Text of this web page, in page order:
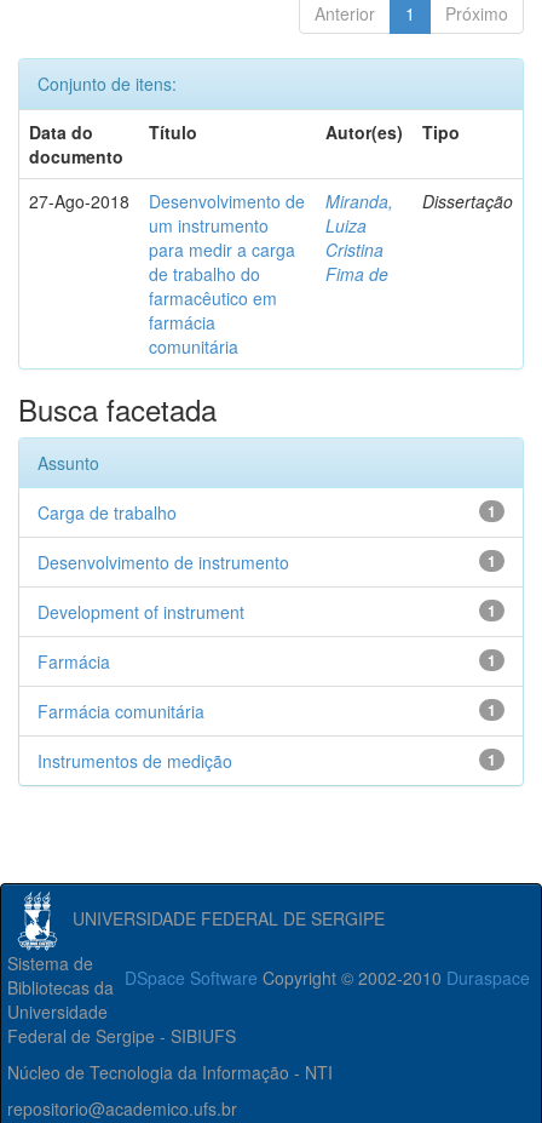
Anterior 1 Próximo
Conjunto de itens:
Data do
documento
Título Autor(es) Tipo
27-Ago-2018
Desenvolvimento de
um instrumento
para medir a carga
de trabalho do
farmacêutico em
farmácia
comunitária
Miranda,
Luiza
Cristina
Fima de
Dissertação
Busca facetada
Assunto
1
Carga de trabalho
1
Desenvolvimento de instrumento
1
Development of instrument
1
Farmácia
1
Farmácia comunitária
1
Instrumentos de medição
UNIVERSIDADE FEDERAL DE SERGIPE
DSpace Software Copyright © 2002-2010 Duraspace
Sistema de
Bibliotecas da
Universidade
Federal de Sergipe - SIBIUFS
Núcleo de Tecnologia da Informação - NTI
repositorio@academico.ufs.br